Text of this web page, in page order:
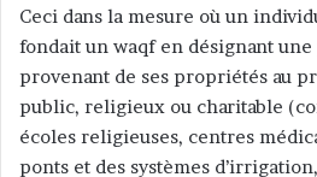
Ceci dans la mesure où un
fondait un waqf en désignant une
provenant de ses propriétés au
public, religieux ou charitable
écoles religieuses, centres
ponts et des systèmes